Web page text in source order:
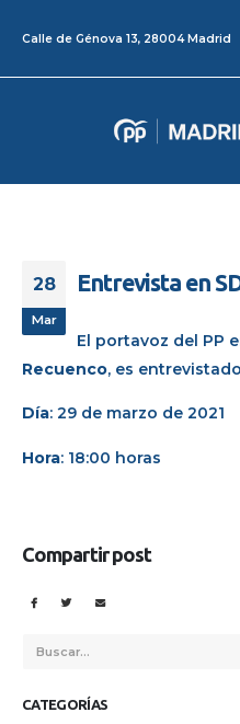
Calle de Génova 13, 28004 Madrid
28
Mar
Entrevista en
El portavoz del PP
Recuenco, es
Día: 29 de marzo de 2021
Hora: 18:00 horas
Compartir post
CATEGORÍAS